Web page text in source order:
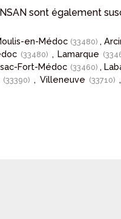
sont également
en-Médoc (33480) ,
(33480) , Lamarque
Fort-Médoc (33460) ,
(33390) , Villeneuve (33710)